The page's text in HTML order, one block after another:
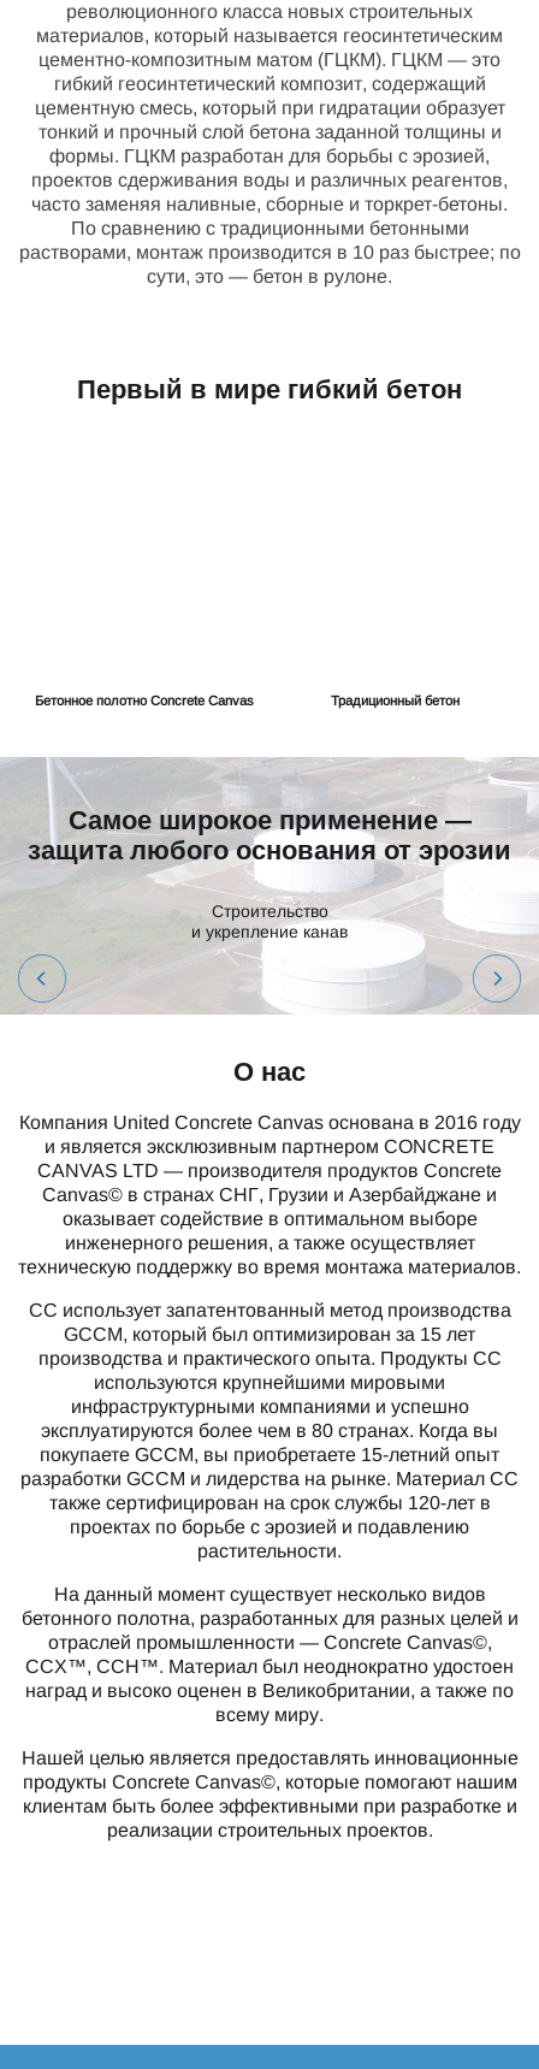
революционного класса новых строительных
материалов, который называется геосинтетическим
цементно-композитным матом (ГЦКМ). ГЦКМ — это
гибкий геосинтетический композит, содержащий
цементную смесь, который при гидратации образует
тонкий и прочный слой бетона заданной толщины и
формы. ГЦКМ разработан для борьбы с эрозией,
проектов сдерживания воды и различных реагентов,
часто заменяя наливные, сборные и торкрет-бетоны.
По сравнению с традиционными бетонными
растворами, монтаж производится в 10 раз быстрее; по
сути, это — бетон в рулоне.
Первый в мире гибкий бетон
Бетонное полотно Concrete Canvas Традиционный бетон
Самое широкое применение —
защита любого основания от эрозии
Строительство
и укрепление канав
О нас
Компания United Concrete Canvas основана в 2016 году
и является эксклюзивным партнером CONCRETE
CANVAS LTD — производителя продуктов Concrete
Canvas© в странах СНГ, Грузии и Азербайджане и
оказывает содействие в оптимальном выборе
инженерного решения, а также осуществляет
техническую поддержку во время монтажа материалов.
CC использует запатентованный метод производства
GCCM, который был оптимизирован за 15 лет
производства и практического опыта. Продукты CC
используются крупнейшими мировыми
инфраструктурными компаниями и успешно
эксплуатируются более чем в 80 странах. Когда вы
покупаете GCCM, вы приобретаете 15-летний опыт
разработки GCCM и лидерства на рынке. Материал CC
также сертифицирован на срок службы 120-лет в
проектах по борьбе с эрозией и подавлению
растительности.
На данный момент существует несколько видов
бетонного полотна, разработанных для разных целей и
отраслей промышленности — Concrete Canvas©,
CCX™, CCH™. Материал был неоднократно удостоен
наград и высоко оценен в Великобритании, а также по
всему миру.
Нашей целью является предоставлять инновационные
продукты Concrete Canvas©, которые помогают нашим
клиентам быть более эффективными при разработке и
реализации строительных проектов.